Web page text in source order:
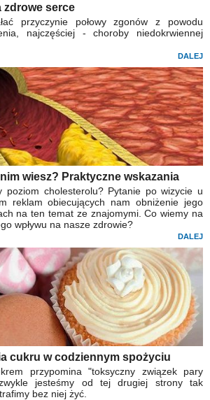
zdrowe serce
przyczynie połowy zgonów z powodu
najczęściej - choroby niedokrwiennej
DALEJ
wiesz? Praktyczne wskazania
poziom cholesterolu? Pytanie po wizycie u
reklam obiecujących nam obniżenie jego
na ten temat ze znajomymi. Co wiemy na
wpływu na nasze zdrowie?
DALEJ
cukru w codziennym spożyciu
przypomina "toksyczny związek pary
jesteśmy od tej drugiej strony tak
bez niej żyć.